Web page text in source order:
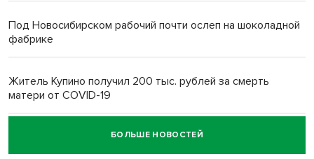
Под Новосибирском рабочий почти ослеп на шоколадной
фабрике
Житель Купино получил 200 тыс. рублей за смерть
матери от COVID-19
Новосибирский суд наказал водителя за смерть
пенсионерки на вокзале
БОЛЬШЕ НОВОСТЕЙ